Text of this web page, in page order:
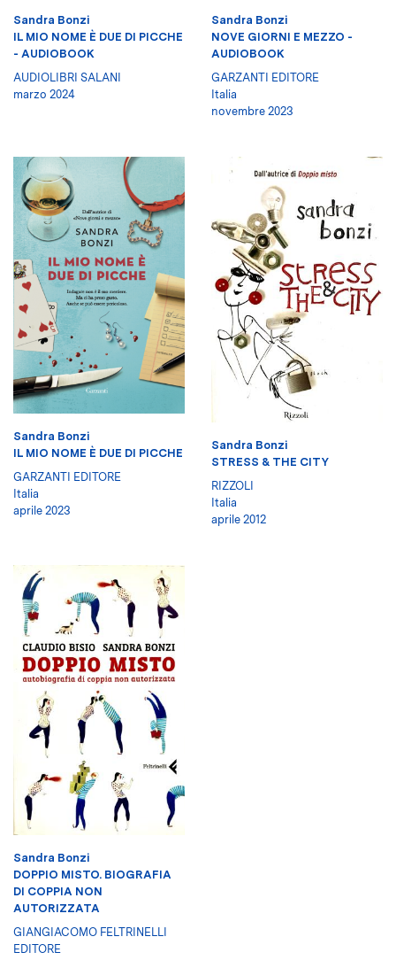
Sandra Bonzi
IL MIO NOME È DUE DI PICCHE
- AUDIOBOOK
AUDIOLIBRI SALANI
marzo 2024
Sandra Bonzi
NOVE GIORNI E MEZZO -
AUDIOBOOK
GARZANTI EDITORE
Italia
novembre 2023
Sandra Bonzi
IL MIO NOME È DUE DI PICCHE
GARZANTI EDITORE
Italia
aprile 2023
Sandra Bonzi
STRESS & THE CITY
RIZZOLI
Italia
aprile 2012
Sandra Bonzi
DOPPIO MISTO. BIOGRAFIA
DI COPPIA NON
AUTORIZZATA
GIANGIACOMO FELTRINELLI
EDITORE